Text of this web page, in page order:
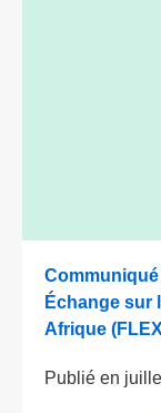
Échange sur
Afrique
Publié en